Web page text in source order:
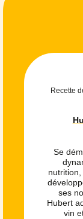
Recette
Se
ses
Hubert
vin